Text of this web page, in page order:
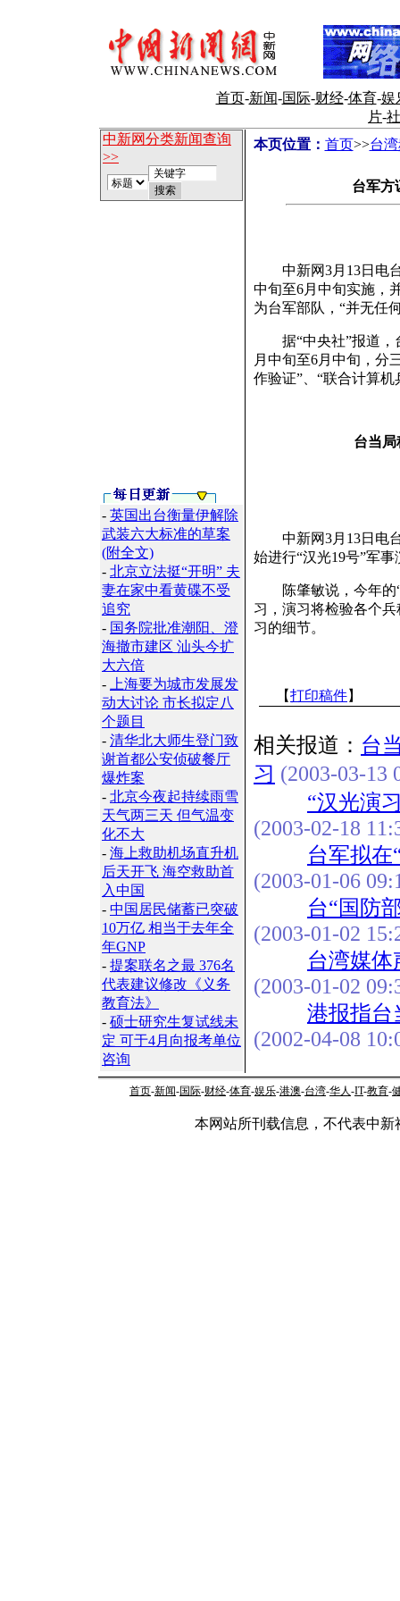
首页-新闻-国际-财经-体育-娱
片-
中新网分类新闻查询
>>
- 英国出台衡量伊解除
武装六大标准的草案
(附全文)
- 北京立法挺“开明” 夫
妻在家中看黄碟不受
追究
- 国务院批准潮阳、澄
海撤市建区 汕头今扩
大六倍
-
上海要为城市发展发
动大讨论 市长拟定八
个题目
- 清华北大师生登门致
谢首都公安侦破餐厅
爆炸案
- 北京今夜起持续雨雪
天气两三天 但气温变
化不大
- 海上救助机场直升机
后天开飞 海空救助首
入中国
- 中国居民储蓄已突破
10万亿 相当于去年全
年GNP
- 提案联名之最 376名
代表建议修改《义务
教育法》
- 硕士研究生复试线未
定 可于4月向报考单位
咨询
本页位置： 首页>>台
台军方
中新网3月13日电台
中旬至6月中旬实施，
为台军部队，“并无任
据“中央社”报道，台
月中旬至6月中旬，分
作验证”、“联合计算
台当局
中新网3月13日电台
始进行“汉光19号”军事
陈肇敏说，今年的“
习，演习将检验各个
习的细节。
【打印稿件】
相关报道： 台
习 (2003-03-13
“汉光演
(2003-02-18
台军拟在
(2003-01-06
台“国防
(2003-01-02
台湾媒体
(2003-01-02
港报指台
(2002-04-08
首页-新闻-国际-财经-体育-娱乐-港澳-台湾-华人-IT-教育-
本网站所刊载信息，不代表中